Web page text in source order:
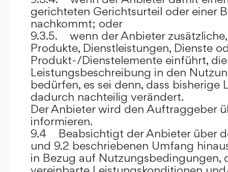
gerichteten Gerichtsurteil oder einer
nachkommt; oder
9.3.5. wenn der Anbieter
Produkte, Dienstleistungen, Dienste
Produkt-/Dienstelemente einführt,
Leistungsbeschreibung in den
bedürfen, es sei denn, dass bisherige
dadurch nachteilig verändert.
Der Anbieter wird den Auftraggeber
informieren.
9.4 Beabsichtigt der Anbieter über
und 9.2 beschriebenen Umfang
in Bezug auf Nutzungsbedingungen,